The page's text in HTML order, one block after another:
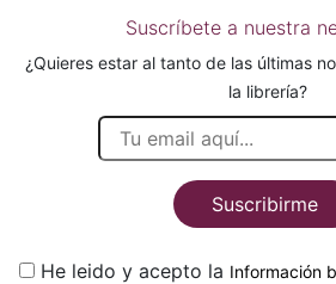
Suscríbete a nuestra
¿Quieres estar al tanto de las últimas
la librería?
Suscribirme
He leido y acepto la Información